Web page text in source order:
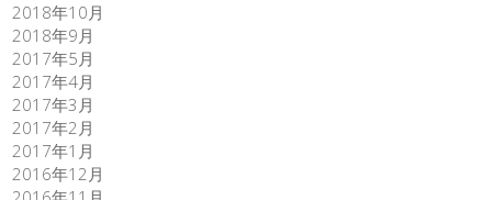
2018年10月
2018年9月
2017年5月
2017年4月
2017年3月
2017年2月
2017年1月
2016年12月